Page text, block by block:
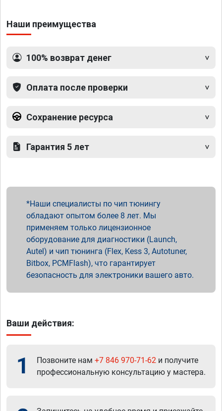
Наши преимущества
100% возврат денег
Оплата после проверки
Сохранение ресурса
Гарантия 5 лет
Наши специалисты по чип тюнингу
обладают опытом более 8 лет. Мы
применяем только лицензионное
оборудование для диагностики (Launch,
Autel) и чип тюнинга (Flex, Kess 3, Autotuner,
Bitbox, PCMFlash), что гарантирует
безопасность для электроники вашего авто.
Ваши действия:
1 Позвоните нам +7 846 970-71-62 и получите
профессиональную консультацию у мастера.